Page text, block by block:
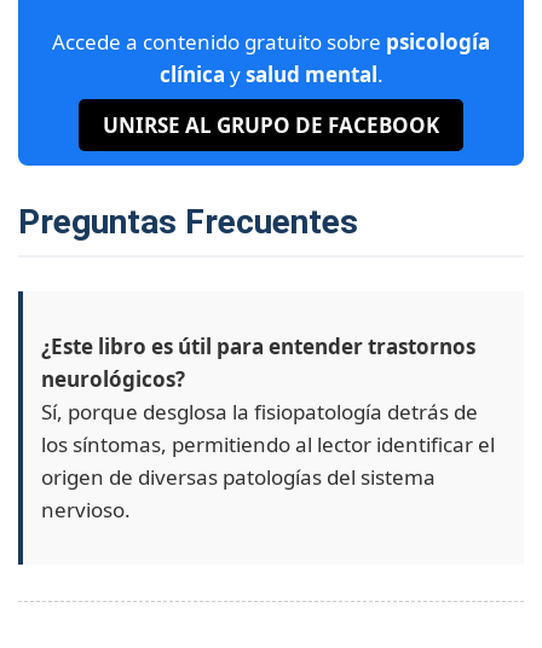
Accede a contenido gratuito sobre psicología
clínica ysalud mental.
UNIRSE AL GRUPO DE FACEBOOK
Preguntas Frecuentes
¿Este libro es útil para entender trastornos
neurológicos?
Sí, porque desglosa la fisiopatología detrás de
los síntomas, permitiendo al lector identificar el
origen de diversas patologías del sistema
nervioso.